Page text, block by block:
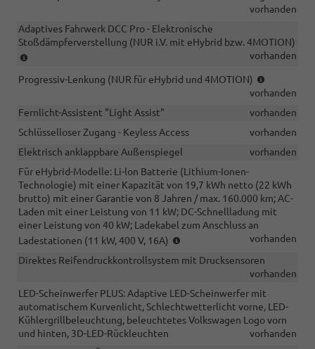
vorhanden
Adaptives Fahrwerk DCC Pro - Elektronische
Stoßdämpferverstellung (NUR i.V. mit eHybrid bzw. 4MOTION)
mit
bzw.
vorhanden
Progressiv-Lenkung (NUR für eHybrid und 4MOTION)
für
und
4MOTION)
vorhanden
Fernlicht-Assistent "Light Assist"
vorhanden
Schlüsselloser Zugang - Keyless Access
vorhanden
Elektrisch anklappbare Außenspiegel
vorhanden
Für eHybrid-Modelle: Li-lon Batterie (Lithium-Ionen-
Technologie) mit einer Kapazität von 19,7 kWh netto (22 kWh
brutto) mit einer Garantie von 8 Jahren / max. 160.000 km; AC-
Laden mit einer Leistung von 11 kW; DC-Schnellladung mit
einer Leistung von 40 kW; Ladekabel zum Anschluss an
Ladestationen (11 kW, 400 V, 16A)
mit
vorhanden
Direktes Reifendruckkontrollsystem mit Drucksensoren
vorhanden
LED-Scheinwerfer PLUS: Adaptive LED-Scheinwerfer mit
automatischem Kurvenlicht, Schlechtwetterlicht vorne, LED-
Kühlergrillbeleuchtung, beleuchtetes Volkswagen Logo vorn
und hinten, 3D-LED-Rückleuchten
vorhanden